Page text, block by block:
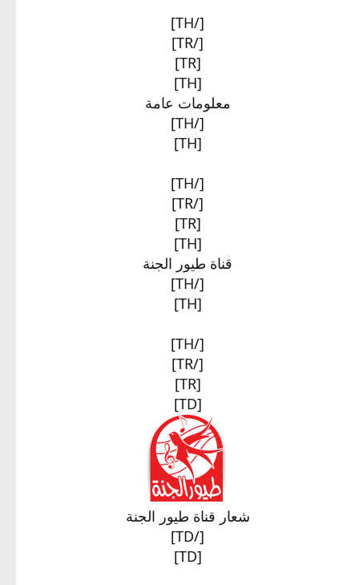
[/TH]
[/TR]
[TR]
[TH]
معلومات عامة​
[/TH]
[TH]
[/TH]
[/TR]
[TR]
[TH]
قناة طيور الجنة​
[/TH]
[TH]
[/TH]
[/TR]
[TR]
[TD]
شعار قناة طيور الجنة​
[/TD]
[TD]